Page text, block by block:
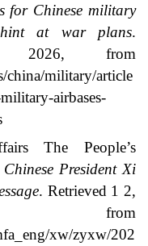
for Chinese military
hint at war plans.
from
china/military/article
airbases-
The People’s
Chinese President Xi
. Retrieved 1 2,
xw/zyxw/202